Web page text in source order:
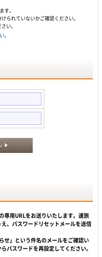
す。
られていないかご確認ください。
い。
。
専用URLをお送りいたします。速旅
、パスワードリセットメールを送信
せ」という件名のメールをご確認い
パスワードを再設定してください。